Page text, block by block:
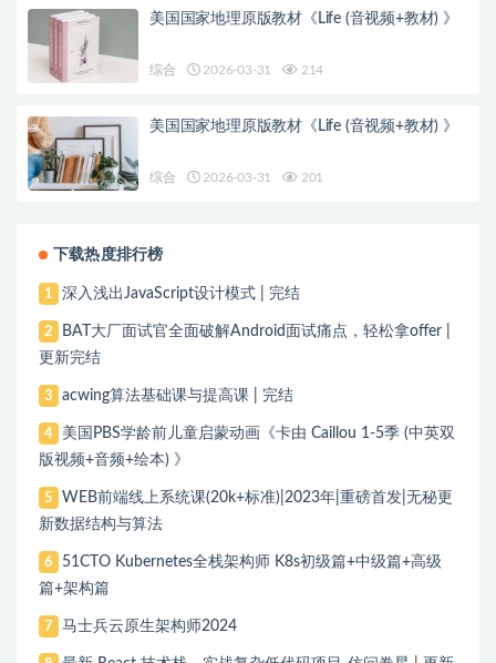
美国国家地理原版教材《Life (音视频+教材) 》
综合 2026-03-31 214
美国国家地理原版教材《Life (音视频+教材) 》
综合 2026-03-31 201
下载热度排行榜
1 深入浅出JavaScript设计模式 | 完结
2
BAT大厂面试官全面破解Android面试痛点，轻松拿offer |
更新完结
3 acwing算法基础课与提高课 | 完结
4
美国PBS学龄前儿童启蒙动画《卡由 Caillou 1-5季 (中英双
版视频+音频+绘本) 》
5
WEB前端线上系统课(20k+标准)|2023年|重磅首发|无秘更
新数据结构与算法
6
51CTO Kubernetes全栈架构师 K8s初级篇+中级篇+高级
篇+架构篇
7 马士兵云原生架构师2024